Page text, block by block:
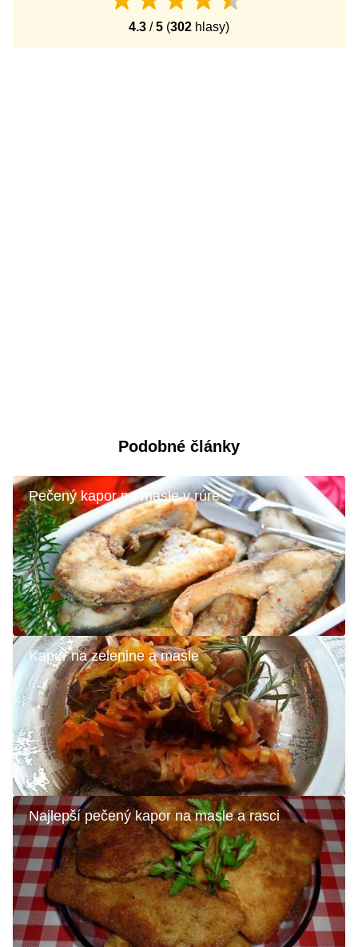
4.3 /5 (302 hlasy)
Podobné články
Pečený kapor na masle v rúre
Kapor na zelenine a masle
Najlepší pečený kapor na masle a rasci